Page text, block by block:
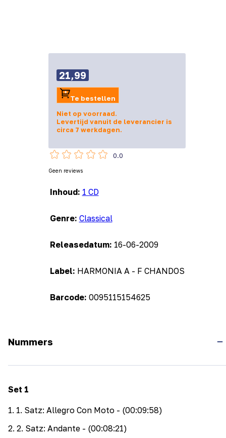
Inhoud: 1 CD
Genre: Classical
Releasedatum: 16-06-2009
Label: HARMONIA A - F CHANDOS
Barcode: 0095115154625
21,99
Te bestellen
Niet op voorraad.
Levertijd vanuit de leverancier is
circa 7 werkdagen.
0.0
Geen reviews
Nummers
Set 1
1. 1. Satz: Allegro Con Moto - (00:09:58)
2. 2. Satz: Andante - (00:08:21)